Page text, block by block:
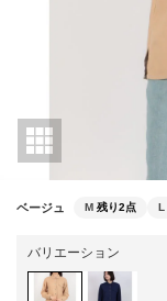
ベージュ M 残り2点 L
バリエーション